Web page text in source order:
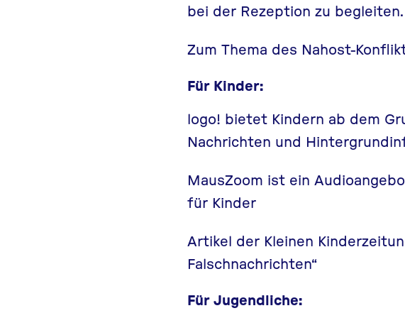
bei der Rezeption zu begleiten.
Zum Thema des Nahost-
Für Kinder:
logo! bietet Kindern ab dem
Nachrichten und
MausZoom ist ein
für Kinder
Artikel der Kleinen
Falschnachrichten“
Für Jugendliche: